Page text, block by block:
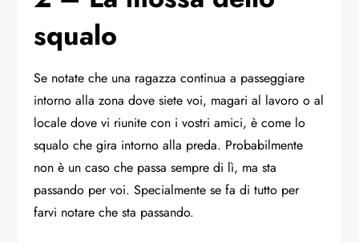
squalo
Se notate che una ragazza continua a passeggiare
intorno alla zona dove siete voi, magari al lavoro o al
locale dove vi riunite con i vostri amici, è come lo
squalo che gira intorno alla preda. Probabilmente
non è un caso che passa sempre di lì, ma sta
passando per voi. Specialmente se fa di tutto per
farvi notare che sta passando.